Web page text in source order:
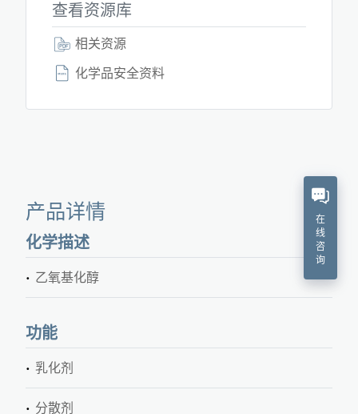
查看资源库
相关资源
化学品安全资料
产品详情
化学描述
乙氧基化醇
功能
乳化剂
分散剂
在
线
咨
询